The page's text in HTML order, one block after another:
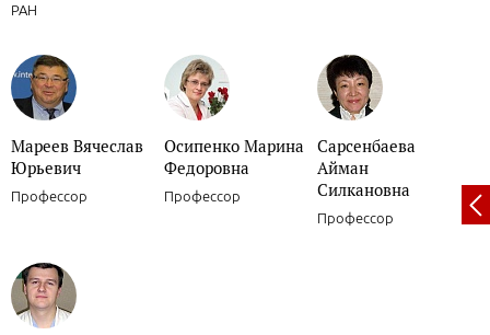
РАН
Мареев Вячеслав
Юрьевич
Профессор
Осипенко Марина
Федоровна
Профессор
Сарсенбаева
Айман
Силкановна
Профессор